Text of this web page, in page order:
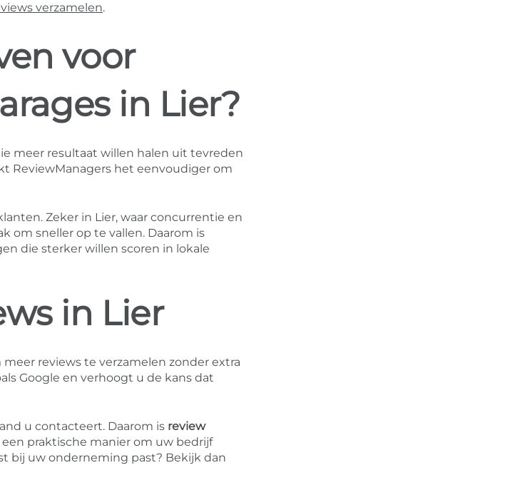
verzamelen.
voor
in Lier?
meer resultaat willen halen uit tevreden
ReviewManagers het eenvoudiger om
Zeker in Lier, waar concurrentie en
om sneller op te vallen. Daarom is
die sterker willen scoren in lokale
in Lier
meer reviews te verzamelen zonder extra
Google en verhoogt u de kans dat
u contacteert. Daarom is review
praktische manier om uw bedrijf
bij uw onderneming past? Bekijk dan